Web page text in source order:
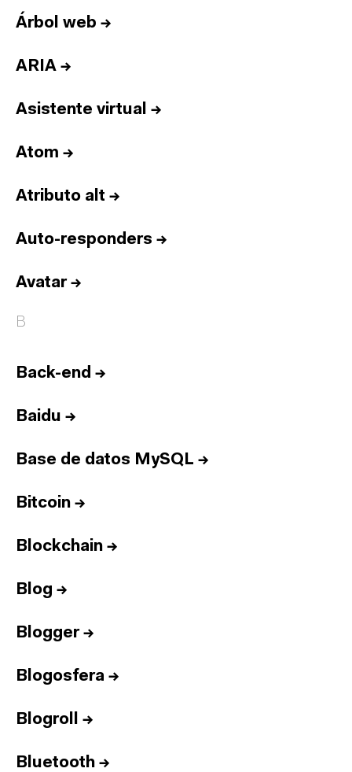
Árbol web →
ARIA →
Asistente virtual →
Atom →
Atributo alt →
Auto-responders →
Avatar→
B
Back-end →
Baidu →
Base de datos MySQL →
Bitcoin →
Blockchain →
Blog →
Blogger→
Blogosfera →
Blogroll →
Bluetooth →